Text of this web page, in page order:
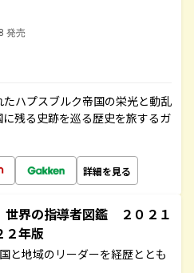
発売
たハプスブルク帝国の栄光と動乱
残る史跡を巡る歴史を旅するガ
詳細を見る
界の指導者図鑑 ２０２１
２年版
と地域のリーダーを経歴ととも